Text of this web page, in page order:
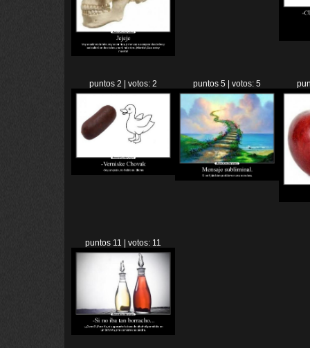
puntos 2 | votos: 2 puntos 5 | votos: 5
puntos 11 | votos: 11